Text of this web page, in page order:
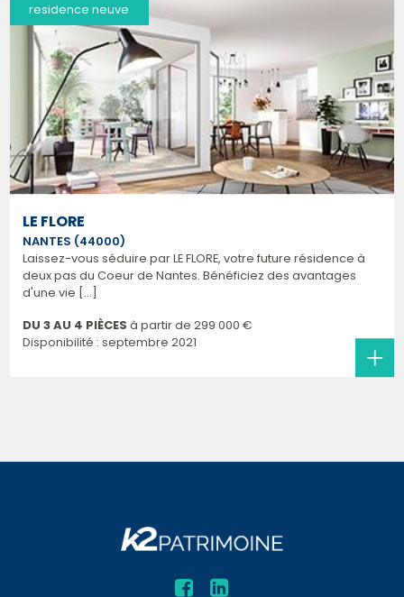
residence neuve
LE FLORE
NANTES (44000)
Laissez-vous séduire par LE FLORE, votre future résidence à
deux pas du Coeur de Nantes. Bénéficiez des avantages
d'une vie [...]
DU 3 AU 4 PIÈCES à partir de 299 000 €
Disponibilité : septembre 2021